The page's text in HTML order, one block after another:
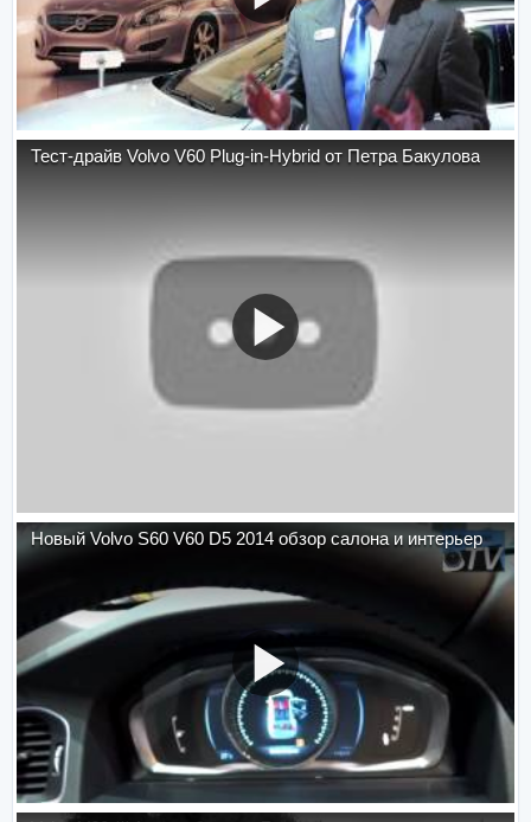
Тест-драйв Volvo V60 Plug-in-Hybrid от Петра Бакулова
Новый Volvo S60 V60 D5 2014 обзор салона и интерьер